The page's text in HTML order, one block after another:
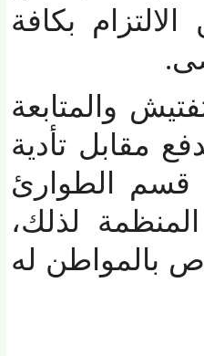
بكافة
والمتابعة
تأدية
الطوارئ
لذلك،
له